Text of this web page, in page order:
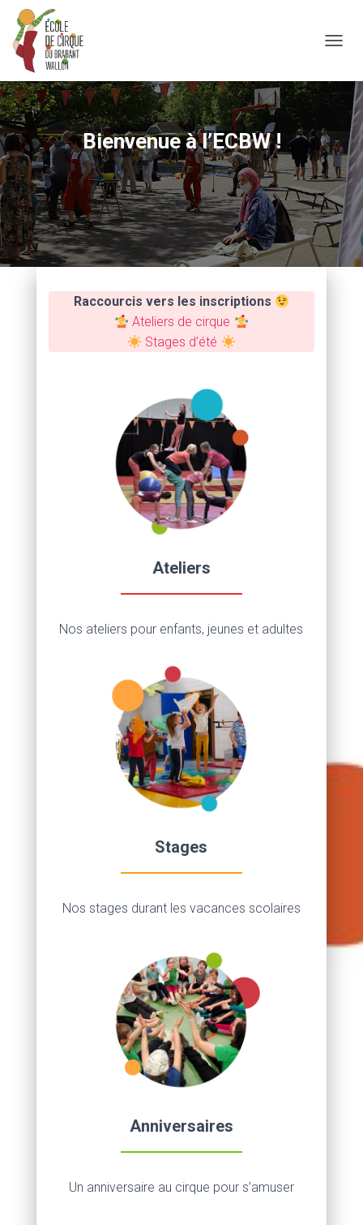
Bienvenue à l’ECBW !
Raccourcis vers les inscriptions
Ateliers de cirque
Stages d’été
Ateliers
Nos ateliers pour enfants, jeunes et adultes
Stages
Nos stages durant les vacances scolaires
Anniversaires
Un anniversaire au cirque pour s’amuser